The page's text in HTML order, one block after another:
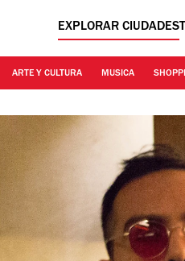
EXPLORAR CIUDADES
ARTE Y CULTURA MUSICA